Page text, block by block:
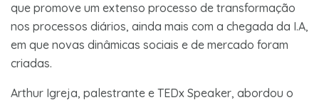
que promove um extenso processo de transformação
nos processos diários, ainda mais com a chegada da I.A,
em que novas dinâmicas sociais e de mercado foram
criadas.
Arthur Igreja, palestrante e TEDx Speaker, abordou o